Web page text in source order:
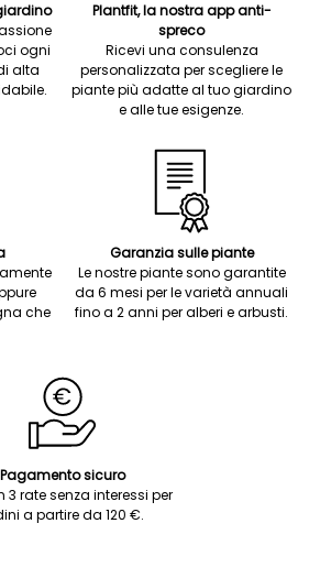
ogni
alta
Plantfit, la nostra app anti-
spreco
Ricevi una consulenza
personalizzata per scegliere le
piante più adatte al tuo giardino
e alle tue esigenze.
che
Garanzia sulle piante
Le nostre piante sono garantite
da 6 mesi per le varietà annuali
fino a 2 anni per alberi e arbusti.
Pagamento sicuro
3 rate senza interessi per
a partire da 120 €.